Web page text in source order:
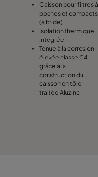
Caisson pour filtres à
poches et compacts
(à bride)
Isolation thermique
intégrée
Tenue à la corrosion
élevée classe C4
grâce à la
construction du
caisson en tôle
traitée Aluzinc